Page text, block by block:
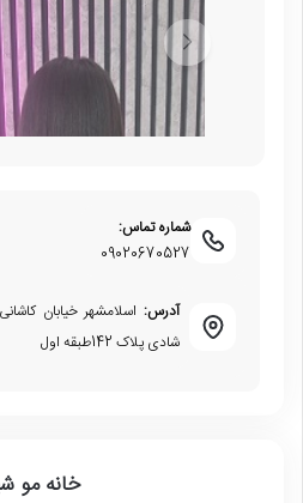
شماره تماس:
09020670527
آدرس: اسلامشهر خیابان
شادی پلاک 142طبقه اول
خانه مو